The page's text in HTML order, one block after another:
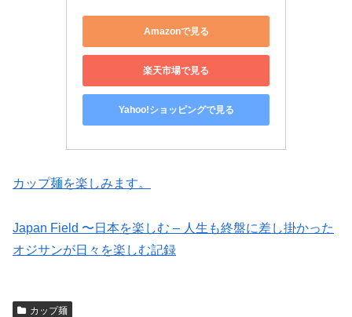
Amazonで見る
楽天市場で見る
Yahoo!ショッピングで見る
カップ麺を楽しみます。
Japan Field 〜日本を楽しむ – 人生も終盤に差し掛かった
オジサンが日々を楽しむ記録
カップ麺